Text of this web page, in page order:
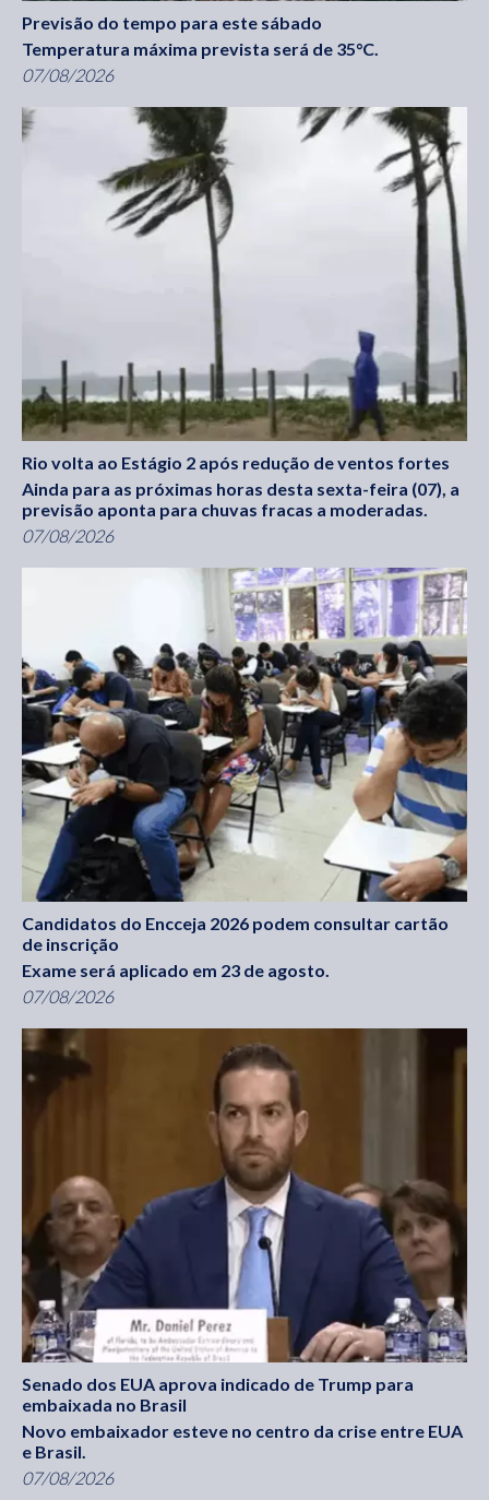
Previsão do tempo para este sábado
Temperatura máxima prevista será de 35°C.
07/08/2026
Rio volta ao Estágio 2 após redução de ventos fortes
Ainda para as próximas horas desta sexta-feira (07), a
previsão aponta para chuvas fracas a moderadas.
07/08/2026
Candidatos do Encceja 2026 podem consultar cartão
de inscrição
Exame será aplicado em 23 de agosto.
07/08/2026
Senado dos EUA aprova indicado de Trump para
embaixada no Brasil
Novo embaixador esteve no centro da crise entre EUA
e Brasil.
07/08/2026